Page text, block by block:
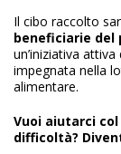
Il cibo raccolto
beneficiarie del
un’iniziativa
impegnata nella
alimentare.
Vuoi aiutarci
difficoltà?